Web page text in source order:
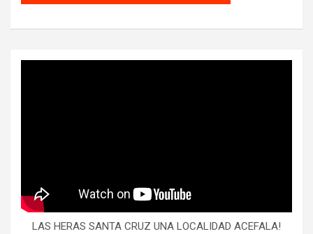
LAS HERAS SANTA CRUZ UNA LOCALIDAD ACEFALA!